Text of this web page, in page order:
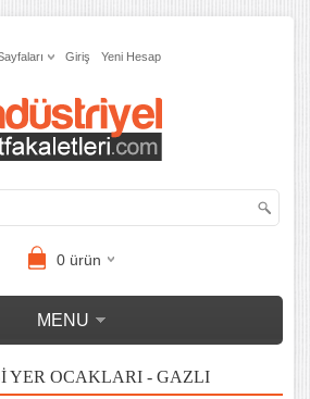
Giriş Yeni Hesap
0ürün
MENU
YER OCAKLARI - GAZLI